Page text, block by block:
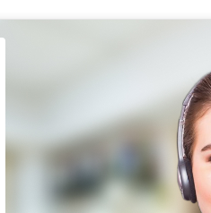
Специалисты
и стабилизируют
и не перегревается